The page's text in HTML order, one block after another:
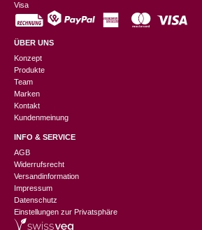
Visa
ÜBER UNS
Konzept
Produkte
Team
Marken
Kontakt
Kundenmeinung
INFO & SERVICE
AGB
Widerrufsrecht
Versandinformation
Impressum
Datenschutz
Einstellungen zur Privatsphäre